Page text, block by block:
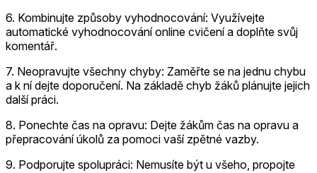
6. Kombinujte způsoby vyhodnocování: Využívejte
automatické vyhodnocování online cvičení a doplňte svůj
komentář.
7. Neopravujte všechny chyby: Zaměřte se na jednu chybu
a k ní dejte doporučení. Na základě chyb žáků plánujte jejich
další práci.
8. Ponechte čas na opravu: Dejte žákům čas na opravu a
přepracování úkolů za pomoci vaší zpětné vazby.
9. Podporujte spolupráci: Nemusíte být u všeho, propojte